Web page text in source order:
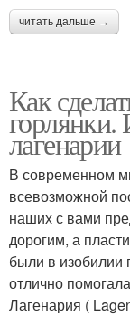
читать дальше →
Как
горлянки.
лагенарии
В современном
всевозможной
наших с вами
дорогим, а
были в изобилии
отлично
Лагенария (